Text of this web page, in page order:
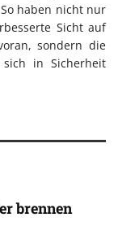
haben nicht nur
Sicht auf
sondern die
in Sicherheit
brennen